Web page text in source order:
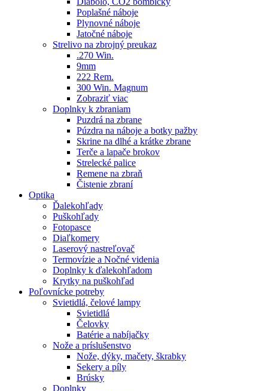
Poplašné náboje
Plynovné náboje
Jatočné náboje
Strelivo na zbrojný preukaz
.270 Win.
9mm
222 Rem.
300 Win. Magnum
Zobraziť viac
Doplnky k zbraniam
Puzdrá na zbrane
Púzdra na náboje a botky pažby
Skrine na dlhé a krátke zbrane
Terče a lapače brokov
Strelecké palice
Remene na zbraň
Čistenie zbraní
Optika
Ďalekohľady
Puškohľady
Fotopasce
Diaľkomery
Laserový nastreľovač
Termovízie a Nočné videnia
Doplnky k ďalekohľadom
Krytky na puškohľad
Poľovnícke potreby
Svietidlá, čelové lampy
Svietidlá
Čelovky
Batérie a nabíjačky
Nože a príslušenstvo
Nože, dýky, mačety, škrabky
Sekery a píly
Brúsky
Doplnky